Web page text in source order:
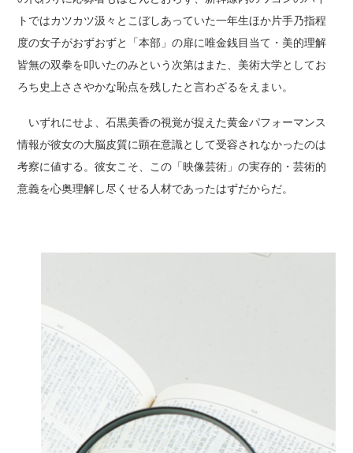
トではカツカツ汲々とこぼしあっていた一年生ほか片手乃指程
度の女子がおずおずと「本部」の扉に唯金銭目当て・美的理解
皆無の双拳を叩いたのみという次第はまた、美術大学としてお
ろち史上ささやかな恥点を残したと言わざるをえまい。
いずれにせよ、石黒美香の視覚が捉えた黄金パフォーマンス
情報が彼女の大脳皮質に顕在意識として受容されなかったのは
考察に値する。彼女こそ、この「映像芸術」の実存的・芸術的
意義を心奥理解し尽くせる人材であったはずだからだ。